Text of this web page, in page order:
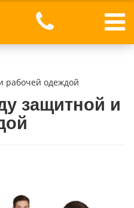
рабочей одеждой
защитной и